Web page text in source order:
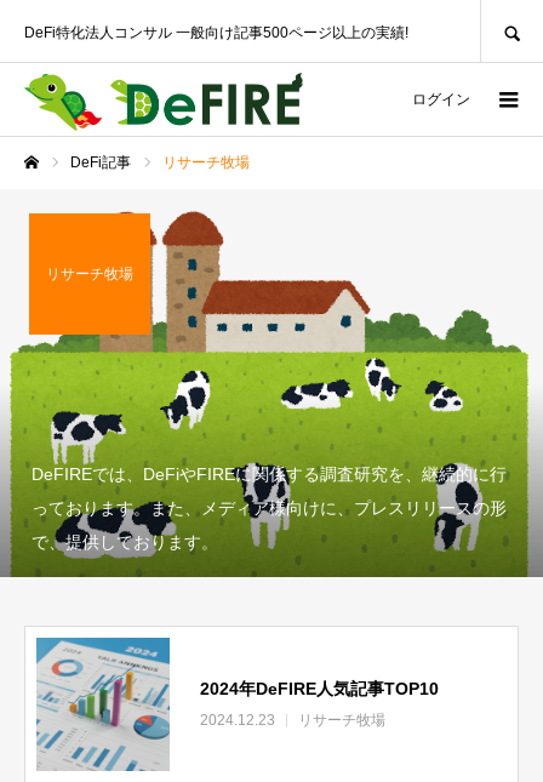
DeFi特化法人コンサル 一般向け記事500ページ以上の実績!
ログイン
DeFi記事 リサーチ牧場
リサーチ牧場
DeFIREでは、DeFiやFIREに関係する調査研究を、継続的に行
っております。また、メディア様向けに、プレスリリースの形
で、提供しております。
2024年DeFIRE人気記事TOP10
2024.12.23 リサーチ牧場